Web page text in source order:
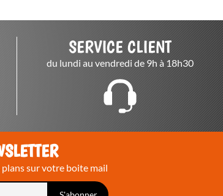
SERVICE CLIENT
du lundi au vendredi de 9h à 18h30
plans sur votre boite mail